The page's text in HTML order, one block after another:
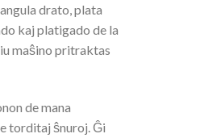
drato, plata
kaj platigado de la
maŝino pritraktas
de mana
torditaj ŝnuroj. Ĝi